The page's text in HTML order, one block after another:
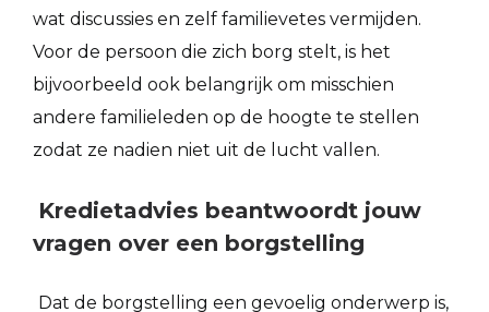
wat discussies en zelf familievetes vermijden.
Voor de persoon die zich borg stelt, is het
bijvoorbeeld ook belangrijk om misschien
andere familieleden op de hoogte te stellen
zodat ze nadien niet uit de lucht vallen.
Kredietadvies beantwoordt jouw
vragen over een borgstelling
Dat de borgstelling een gevoelig onderwerp is,